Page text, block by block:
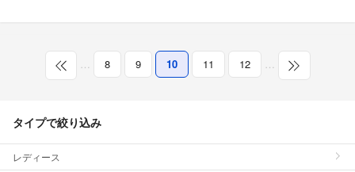
… 8 9 10 11 12 …
タイプで絞り込み
レディース